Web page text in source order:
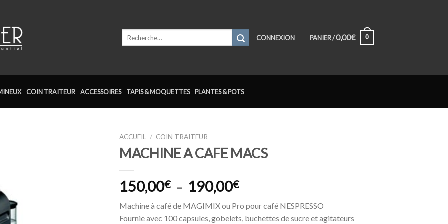
CONNEXION PANIER /0,00€ 0
COIN TRAITEUR ACCESSOIRES TAPIS & MOQUETTES PLANTES & POTS
ACCUEIL / COIN TRAITEUR
MACHINE A CAFE MACS
150,00€ – 190,00€Plage
prix :
150,00€
Machine à café de MAGIMIX ou Pro pour café NESPRESSO
Fournie avec 100 capsules, gobelets, buchettes de sucre et agitateurs